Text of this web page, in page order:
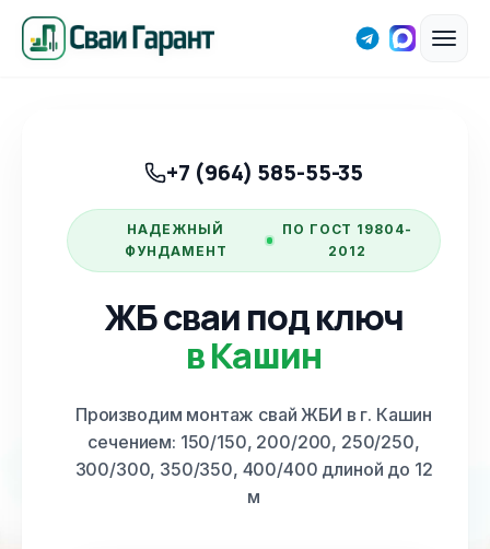
+7 (964) 585-55-35
НАДЕЖНЫЙ
ФУНДАМЕНТ
ПО ГОСТ 19804-
2012
ЖБ сваи под ключ
в Кашин
Производим монтаж свай ЖБИ в г. Кашин
сечением: 150/150, 200/200, 250/250,
300/300, 350/350, 400/400 длиной до 12
м